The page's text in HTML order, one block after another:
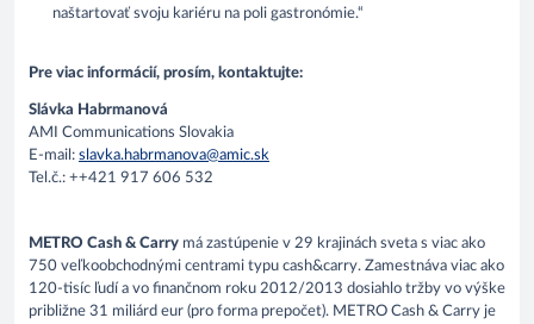
naštartovať svoju kariéru na poli gastronómie.“
Pre viac informácií, prosím, kontaktujte:
Slávka Habrmanová
AMI Communications Slovakia
E-mail: slavka.habrmanova@amic.sk
Tel.č.: ++421 917 606 532
METRO Cash & Carry má zastúpenie v 29 krajinách sveta s viac ako
750 veľkoobchodnými centrami typu cash&carry. Zamestnáva viac ako
120-tisíc ľudí a vo finančnom roku 2012/2013 dosiahlo tržby vo výške
približne 31 miliárd eur (pro forma prepočet). METRO Cash & Carry je